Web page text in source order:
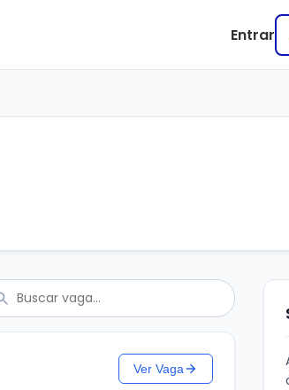
Entrar
Ver Vaga